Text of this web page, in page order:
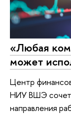
«Любая
может
Центр
НИУ ВШЭ
направления